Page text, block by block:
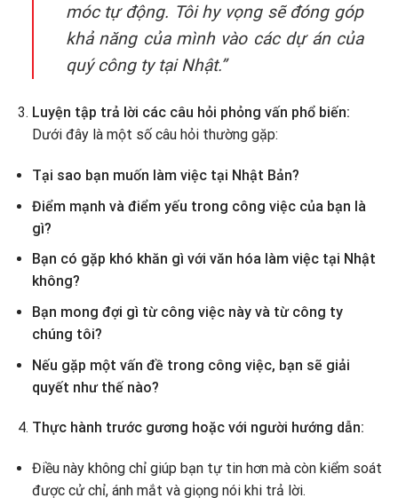
móc tự động. Tôi hy vọng sẽ đóng góp
khả năng của mình vào các dự án của
quý công ty tại Nhật.”
Luyện tập trả lời các câu hỏi phỏng vấn phổ biến:
Dưới đây là một số câu hỏi thường gặp:
Tại sao bạn muốn làm việc tại Nhật Bản?
Điểm mạnh và điểm yếu trong công việc của bạn là
gì?
Bạn có gặp khó khăn gì với văn hóa làm việc tại Nhật
không?
Bạn mong đợi gì từ công việc này và từ công ty
chúng tôi?
Nếu gặp một vấn đề trong công việc, bạn sẽ giải
quyết như thế nào?
Thực hành trước gương hoặc với người hướng dẫn:
Điều này không chỉ giúp bạn tự tin hơn mà còn kiểm soát
được cử chỉ, ánh mắt và giọng nói khi trả lời.